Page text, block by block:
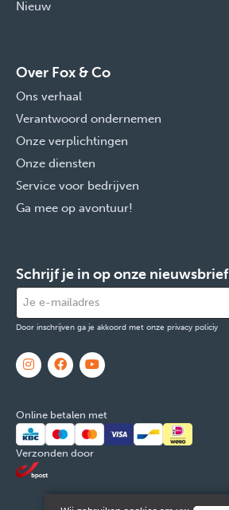
Nieuw
Over Fox & Co
Ons verhaal
Verantwoord ondernemen
Onze verplichtingen
Onze diensten
Service voor bedrijven
Ga mee op avontuur!
Schrijf je in op onze nieuwsbrief
Door inschrijven ga je akkoord met onze privacy policiy
Online betalen met
Verzonden door